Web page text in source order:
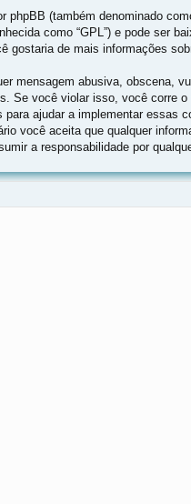
(também denominado
como “GPL”) e pode ser
gostaria de mais informações
mensagem abusiva, obscena,
Se você violar isso, você corre
ajudar a implementar essas
você aceita que qualquer
a responsabilidade por